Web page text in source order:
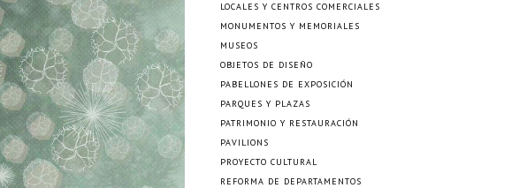
LOCALES Y CENTROS COMERCIALES
MONUMENTOS Y MEMORIALES
MUSEOS
OBJETOS DE DISEÑO
PABELLONES DE EXPOSICIÓN
PARQUES Y PLAZAS
PATRIMONIO Y RESTAURACIÓN
PAVILIONS
PROYECTO CULTURAL
REFORMA DE DEPARTAMENTOS